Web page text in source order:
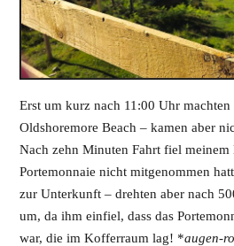
Erst um kurz nach 11:00 Uhr
Oldshoremore Beach – kamen aber
Nach zehn Minuten Fahrt fiel meinem
Portemonnaie nicht mitgenommen
zur Unterkunft – drehten aber nach
um, da ihm einfiel, dass das
war, die im Kofferraum lag! *augen-